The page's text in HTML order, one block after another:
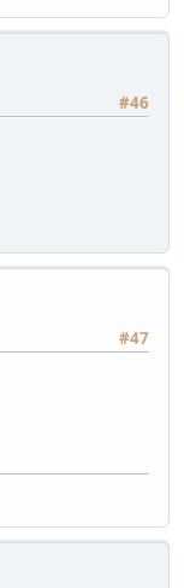
#46
#47